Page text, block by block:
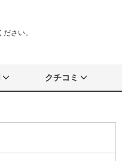
さい。
クチコミ